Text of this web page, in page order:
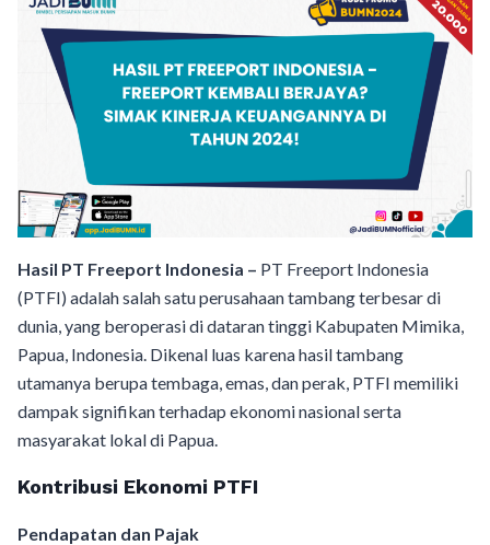
Hasil PT Freeport Indonesia – PT Freeport Indonesia
(PTFI) adalah salah satu perusahaan tambang terbesar di
dunia, yang beroperasi di dataran tinggi Kabupaten Mimika,
Papua, Indonesia. Dikenal luas karena hasil tambang
utamanya berupa tembaga, emas, dan perak, PTFI memiliki
dampak signifikan terhadap ekonomi nasional serta
masyarakat lokal di Papua.
Kontribusi Ekonomi PTFI
Pendapatan dan Pajak